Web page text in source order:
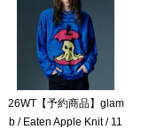
26WT【予約商品】glam
b / Eaten Apple Knit / 11